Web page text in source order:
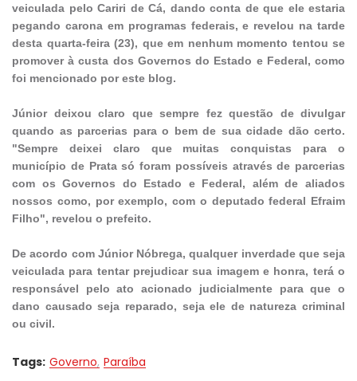
veiculada pelo Cariri de Cá, dando conta de que ele estaria
pegando carona em programas federais, e revelou na tarde
desta quarta-feira (23), que em nenhum momento tentou se
promover à custa dos Governos do Estado e Federal, como
foi mencionado por este blog.
Júnior deixou claro que sempre fez questão de divulgar
quando as parcerias para o bem de sua cidade dão certo.
"Sempre deixei claro que muitas conquistas para o
município de Prata só foram possíveis através de parcerias
com os Governos do Estado e Federal, além de aliados
nossos como, por exemplo, com o deputado federal Efraim
Filho", revelou o prefeito.
De acordo com Júnior Nóbrega, qualquer inverdade que seja
veiculada para tentar prejudicar sua imagem e honra, terá o
responsável pelo ato acionado judicialmente para que o
dano causado seja reparado, seja ele de natureza criminal
ou civil.
Tags: Governo Paraíba